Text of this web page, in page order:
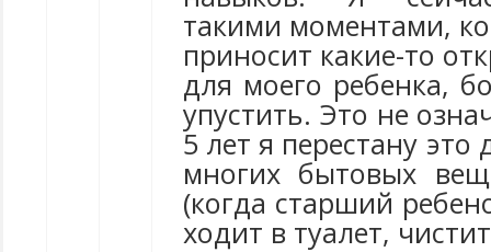
такими моментами,
приносит какие-то
для моего ребенка,
упустить. Это не
5 лет я перестану это
многих бытовых
(когда старший
ходит в туалет,